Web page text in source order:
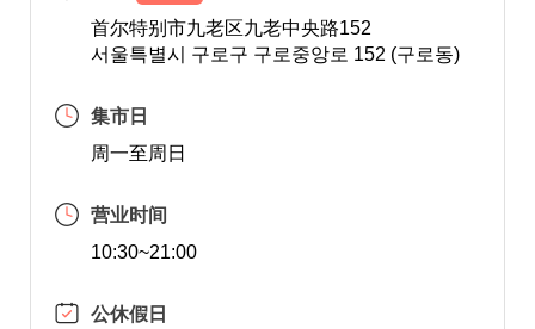
首尔特别市九老区九老中央路152
서울특별시 구로구 구로중앙로 152 (구로동)
集市日
周一至周日
营业时间
10:30~21:00
公休假日